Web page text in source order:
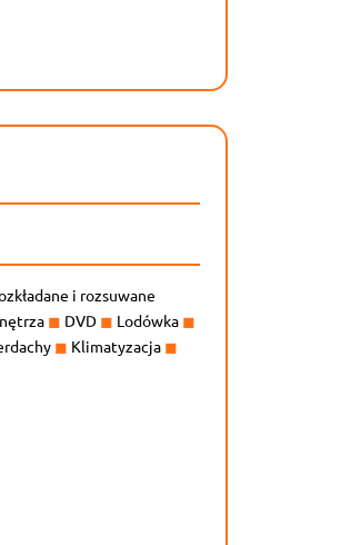
i rozsuwane
◼ DVD ◼ Lodówka ◼
◼ Klimatyzacja ◼